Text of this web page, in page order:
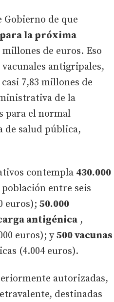
de que
para la próxima
de euros. Eso
antigripales,
7,83 millones de
de la
para el normal
de salud pública,
contempla 430.000
población entre seis
euros); 50.000
antigénica ,
euros); y500 vacunas
(4.004 euros).
autorizadas,
destinadas